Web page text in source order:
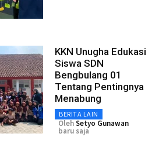
KKN Unugha Edukasi
Siswa SDN
Bengbulang 01
Tentang Pentingnya
Menabung
BERITA LAIN
OlehSetyo Gunawan
baru saja